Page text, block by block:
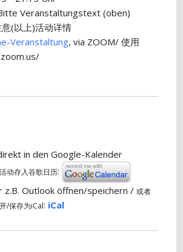
Veranstaltungstext (oben)
(以上)活动详情
Veranstaltung, via ZOOM/ 使用
in den Google-Kalender
动存入谷歌日历:
z.B. Outlook öffnen/speichern /或者
/保存为iCal: iCal